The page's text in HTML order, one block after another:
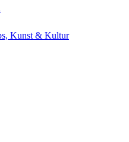
Kunst & Kultur